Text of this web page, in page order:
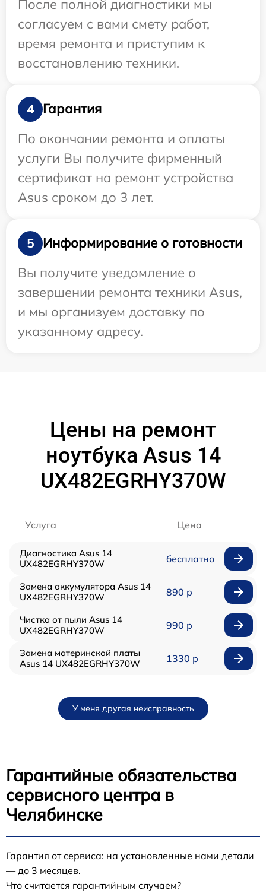
После полной диагностики мы
согласуем с вами смету работ,
время ремонта и приступим к
восстановлению техники.
4
Гарантия
По окончании ремонта и оплаты
услуги Вы получите фирменный
сертификат на ремонт устройства
Asus сроком до 3 лет.
5
Информирование о готовности
Вы получите уведомление о
завершении ремонта техники Asus,
и мы организуем доставку по
указанному адресу.
Цены на ремонт
ноутбука Asus 14
UX482EGRHY370W
Услуга Цена
Диагностика Asus 14
UX482EGRHY370W
бесплатно
Замена аккумулятора Asus 14
UX482EGRHY370W
890 р
Чистка от пыли Asus 14
UX482EGRHY370W
990 р
Замена материнской платы
Asus 14 UX482EGRHY370W
1330 р
У меня другая неисправность
Гарантийные обязательства
сервисного центра в
Челябинске
Гарантия от сервиса: на установленные нами детали
— до 3 месяцев.
Что считается гарантийным случаем?